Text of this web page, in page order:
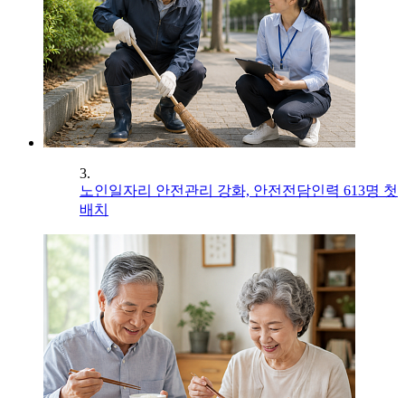
3.
노인일자리 안전관리 강화, 안전전담인력 613명 첫
배치